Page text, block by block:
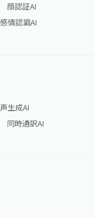
顔認証AI
感情認識AI
生成AI
同時通訳AI